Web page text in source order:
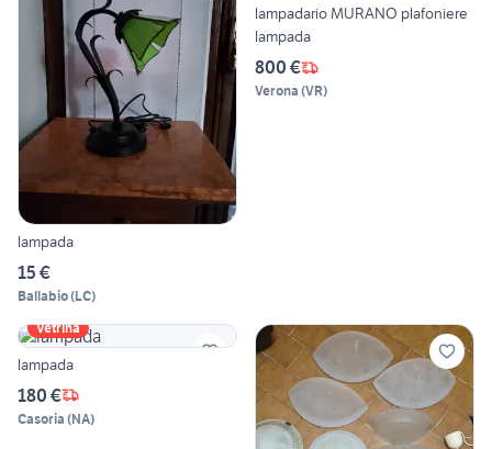
lampada
15 €
Ballabio(LC)
lampadario MURANO plafoniere
lampada
800 €
Verona (VR)
Vetrina
lampada
180 €
Casoria (NA)